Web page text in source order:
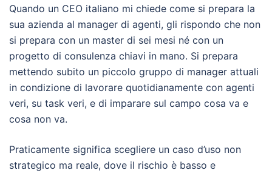
Quando un CEO italiano mi chiede come si prepara la
sua azienda al manager di agenti, gli rispondo che non
si prepara con un master di sei mesi né con un
progetto di consulenza chiavi in mano. Si prepara
mettendo subito un piccolo gruppo di manager attuali
in condizione di lavorare quotidianamente con agenti
veri, su task veri, e di imparare sul campo cosa va e
cosa non va.
Praticamente significa scegliere un caso d’uso non
strategico ma reale, dove il rischio è basso e